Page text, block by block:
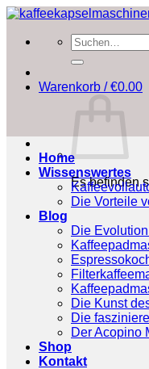
Zum
springen
Suchen
nach:
Warenkorb /€0.00
Es befinden
Home
Wissenswertes
Die Vorteile
Blog
Die
Die Kunst
Die
Der Acopino
Shop
Kontakt